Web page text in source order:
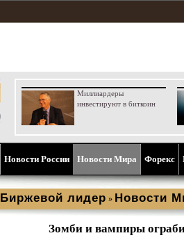
Миллиардеры
инвестируют в биткоин
Новости России Новости Мира Форекс
Биржевой лидер » Новости
Зомби и вампиры